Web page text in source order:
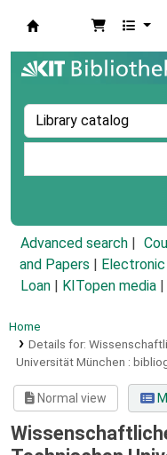
Advanced search
and Papers
Loan
KITopen media
Home
Details for:
Universität München :
Normal view